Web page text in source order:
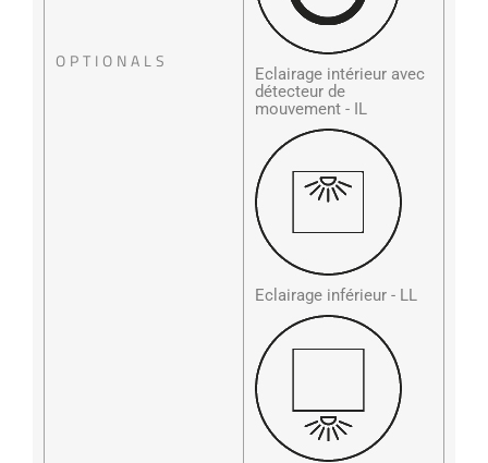
OPTIONALS
Eclairage intérieur avec
détecteur de
mouvement - IL
Eclairage inférieur - LL